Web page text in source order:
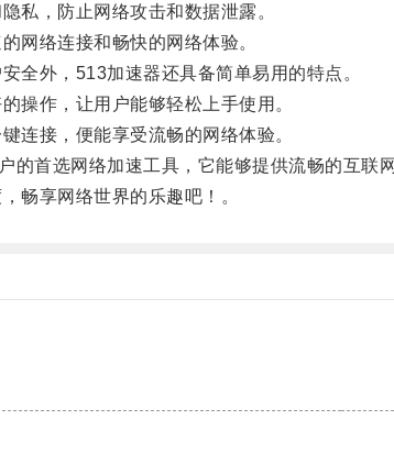
，防止网络攻击和数据泄露。
络连接和畅快的网络体验。
外，513加速器还具备简单易用的特点。
作，让用户能够轻松上手使用。
接，便能享受流畅的网络体验。
首选网络加速工具，它能够提供流畅的互联网
享网络世界的乐趣吧！。